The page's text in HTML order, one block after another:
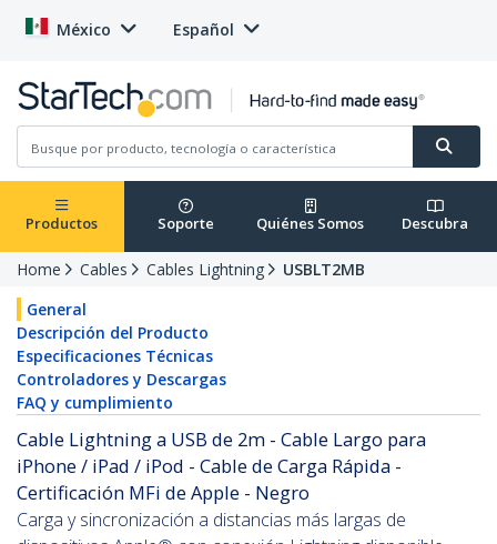
México Español
Productos Soporte Quiénes Somos Descubra
Home Cables Cables Lightning
USBLT2MB
General
Descripción del Producto
Especificaciones Técnicas
Controladores y Descargas
FAQ y cumplimiento
Cable Lightning a USB de 2m - Cable Largo para
iPhone / iPad / iPod - Cable de Carga Rápida -
Certificación MFi de Apple - Negro
Carga y sincronización a distancias más largas de